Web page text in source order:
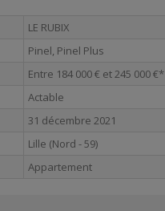
LE RUBIX
Pinel, Pinel Plus
Entre 184 000 € et 245 000 €*
Actable
31 décembre 2021
Lille (Nord - 59)
Appartement